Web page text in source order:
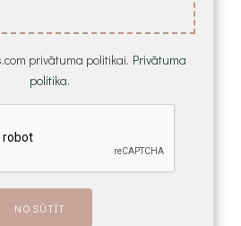
privātuma politikai. Privātuma
politika.